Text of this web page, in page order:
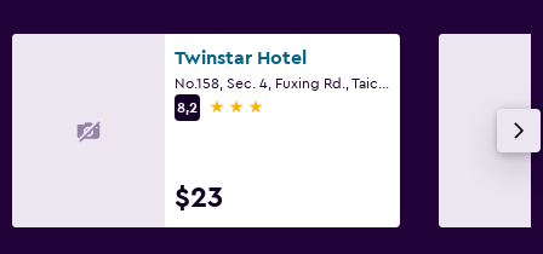
Twinstar Hotel
8,2
3 estrellas
$23